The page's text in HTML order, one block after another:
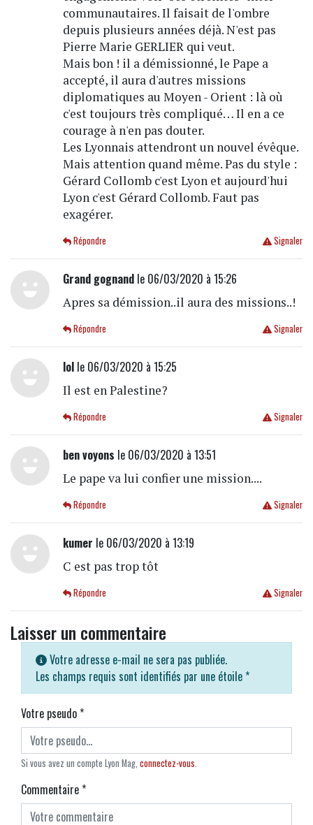
communautaires. Il faisait de l'ombre
depuis plusieurs années déjà. N'est pas
Pierre Marie GERLIER qui veut.
Mais bon ! il a démissionné, le Pape a
accepté, il aura d'autres missions
diplomatiques au Moyen - Orient : là où
c'est toujours très compliqué… Il en a ce
courage à n'en pas douter.
Les Lyonnais attendront un nouvel évêque.
Mais attention quand même. Pas du style :
Gérard Collomb c'est Lyon et aujourd'hui
Lyon c'est Gérard Collomb. Faut pas
exagérer.
Signaler
Répondre
Grand gognandle 06/03/2020 à 15:26
Apres sa démission..il aura des missions..!
Signaler
Répondre
lolle 06/03/2020 à 15:25
Il est en Palestine?
Signaler
Répondre
ben voyons le 06/03/2020 à 13:51
Le pape va lui confier une mission....
Signaler
Répondre
kumer le 06/03/2020 à 13:19
C est pas trop tôt
Signaler
Répondre
Laisser un commentaire
Votre adresse e-mail ne sera pas publiée.
Les champs requis sont identifiés par une étoile *
Votre pseudo*
Si vous avez un compte Lyon Mag, connectez-vous.
Commentaire*